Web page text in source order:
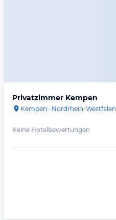
Privatzimmer Kempen
Kempen · Nordrhein-Westfalen
Keine Hotelbewertungen